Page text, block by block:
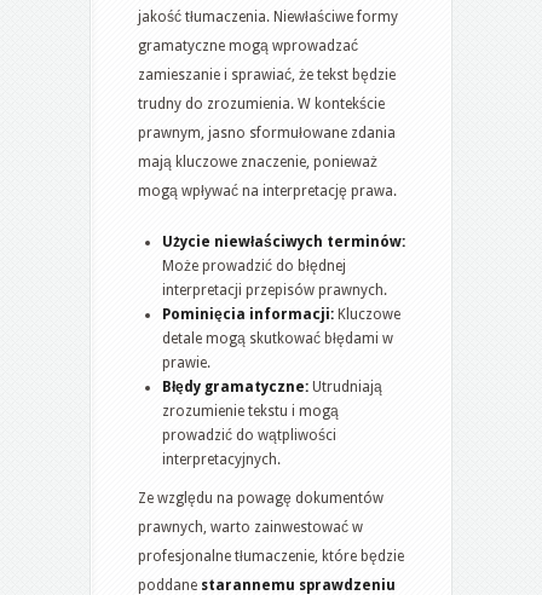
jakość tłumaczenia. Niewłaściwe formy
gramatyczne mogą wprowadzać
zamieszanie i sprawiać, że tekst będzie
trudny do zrozumienia. W kontekście
prawnym, jasno sformułowane zdania
mają kluczowe znaczenie, ponieważ
mogą wpływać na interpretację prawa.
Użycie niewłaściwych terminów:
Może prowadzić do błędnej
interpretacji przepisów prawnych.
Pominięcia informacji: Kluczowe
detale mogą skutkować błędami w
prawie.
Błędy gramatyczne: Utrudniają
zrozumienie tekstu i mogą
prowadzić do wątpliwości
interpretacyjnych.
Ze względu na powagę dokumentów
prawnych, warto zainwestować w
profesjonalne tłumaczenie, które będzie
poddane starannemu sprawdzeniu